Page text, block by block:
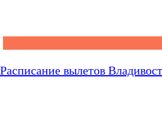
Расписание вылетов